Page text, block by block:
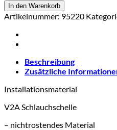
In den Warenkorb
Artikelnummer: 95220
Beschreibung
Zusätzliche
Installationsmaterial
V2A Schlauchschelle
– nichtrostendes Material